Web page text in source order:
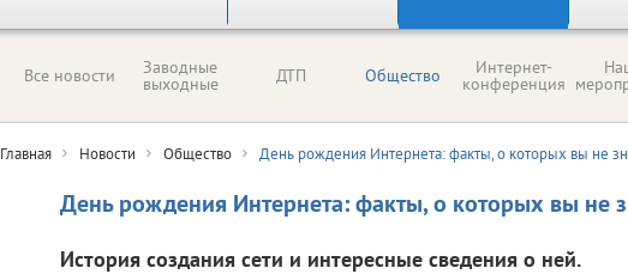
Все новости Заводные
выходные ДТП Общество Интернет-
конференция
Главная Новости Общество День рождения Интернета: факты, о которых вы не
День рождения Интернета: факты, о которых вы не
История создания сети и интересные сведения о ней.